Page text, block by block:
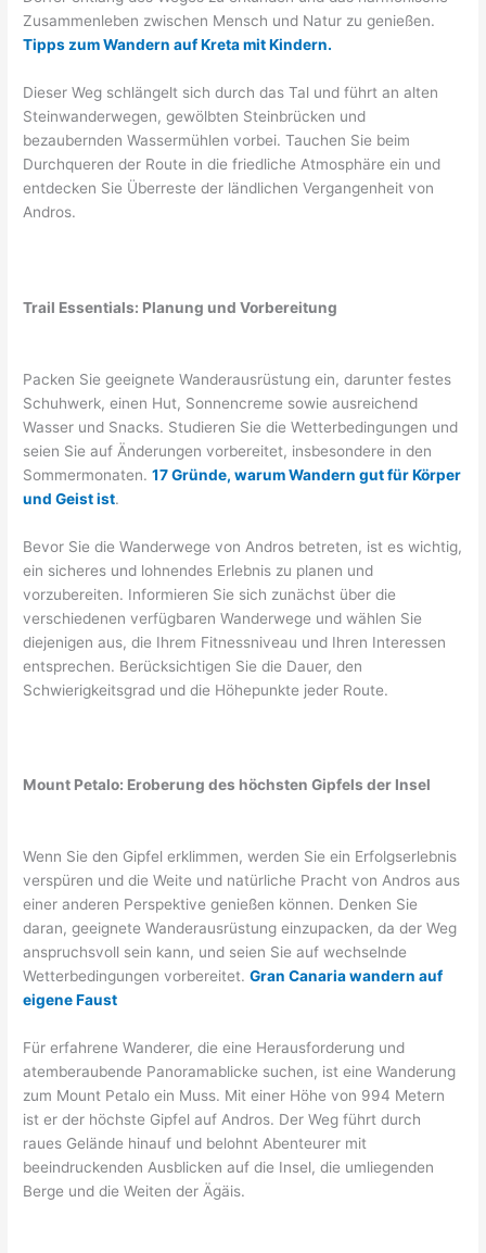
Zusammenleben zwischen Mensch und Natur zu genießen.
Tipps zum Wandern auf Kreta mit Kindern.
Dieser Weg schlängelt sich durch das Tal und führt an alten
Steinwanderwegen, gewölbten Steinbrücken und
bezaubernden Wassermühlen vorbei. Tauchen Sie beim
Durchqueren der Route in die friedliche Atmosphäre ein und
entdecken Sie Überreste der ländlichen Vergangenheit von
Andros.
Trail Essentials: Planung und Vorbereitung
Packen Sie geeignete Wanderausrüstung ein, darunter festes
Schuhwerk, einen Hut, Sonnencreme sowie ausreichend
Wasser und Snacks. Studieren Sie die Wetterbedingungen und
seien Sie auf Änderungen vorbereitet, insbesondere in den
Sommermonaten.17 Gründe, warum Wandern gut für Körper
und Geist ist.
Bevor Sie die Wanderwege von Andros betreten, ist es wichtig,
ein sicheres und lohnendes Erlebnis zu planen und
vorzubereiten. Informieren Sie sich zunächst über die
verschiedenen verfügbaren Wanderwege und wählen Sie
diejenigen aus, die Ihrem Fitnessniveau und Ihren Interessen
entsprechen. Berücksichtigen Sie die Dauer, den
Schwierigkeitsgrad und die Höhepunkte jeder Route.
Mount Petalo: Eroberung des höchsten Gipfels der Insel
Wenn Sie den Gipfel erklimmen, werden Sie ein Erfolgserlebnis
verspüren und die Weite und natürliche Pracht von Andros aus
einer anderen Perspektive genießen können. Denken Sie
daran, geeignete Wanderausrüstung einzupacken, da der Weg
anspruchsvoll sein kann, und seien Sie auf wechselnde
Wetterbedingungen vorbereitet.Gran Canaria wandern auf
eigene Faust
Für erfahrene Wanderer, die eine Herausforderung und
atemberaubende Panoramablicke suchen, ist eine Wanderung
zum Mount Petalo ein Muss. Mit einer Höhe von 994 Metern
ist er der höchste Gipfel auf Andros. Der Weg führt durch
raues Gelände hinauf und belohnt Abenteurer mit
beeindruckenden Ausblicken auf die Insel, die umliegenden
Berge und die Weiten der Ägäis.